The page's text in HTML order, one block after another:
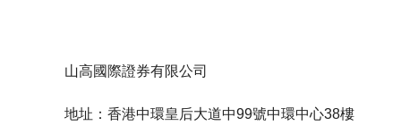
山高國際證券有限公司
地址：香港中環皇后大道中99號中環中心38樓